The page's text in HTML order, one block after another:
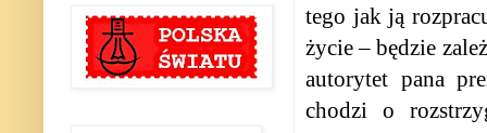
tego jak ją
życie – będzie
autorytet pana
chodzi o